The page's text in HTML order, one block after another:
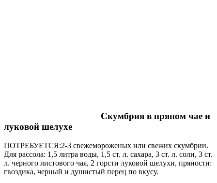
Скумбрия в пряном чае и
луковой шелухе
ПОТРЕБУЕТСЯ:2-3 свежемороженых или свежих скумбрии.
Для рассола: 1,5 литра воды, 1,5 ст. л. сахара, 3 ст. л. соли, 3 ст.
л. черного листового чая, 2 горсти луковой шелухи, пряности:
гвоздика, черный и душистый перец по вкусу.